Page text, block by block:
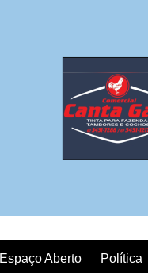
Espaço Aberto Política